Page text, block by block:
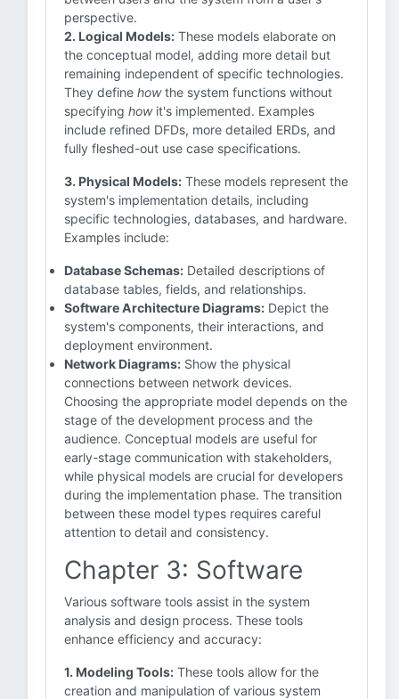
perspective.
2. Logical Models: These models elaborate on
the conceptual model, adding more detail but
remaining independent of specific technologies.
They define howthe system functions without
specifying howit's implemented. Examples
include refined DFDs, more detailed ERDs, and
fully fleshed-out use case specifications.
3. Physical Models: These models represent the
system's implementation details, including
specific technologies, databases, and hardware.
Examples include:
Database Schemas: Detailed descriptions of
database tables, fields, and relationships.
Software Architecture Diagrams: Depict the
system's components, their interactions, and
deployment environment.
Network Diagrams: Show the physical
connections between network devices.
Choosing the appropriate model depends on the
stage of the development process and the
audience. Conceptual models are useful for
early-stage communication with stakeholders,
while physical models are crucial for developers
during the implementation phase. The transition
between these model types requires careful
attention to detail and consistency.
Chapter 3: Software
Various software tools assist in the system
analysis and design process. These tools
enhance efficiency and accuracy:
1. Modeling Tools: These tools allow for the
creation and manipulation of various system